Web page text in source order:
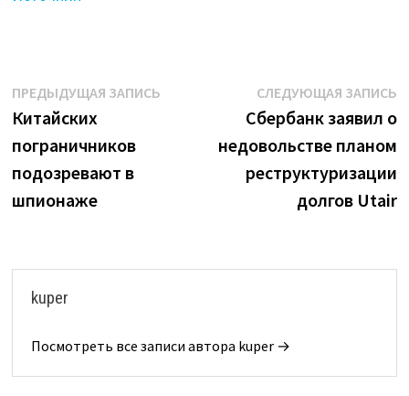
Навигация
по
записям
ПРЕДЫДУЩАЯ ЗАПИСЬПредыдущая
Китайских
пограничников
подозревают в
шпионаже
СЛЕДУЮЩАЯ ЗАПИСЬ
Сбербанк заявил о
недовольстве планом
реструктуризации
долгов Utair
kuper
Посмотреть все записи автора kuper →